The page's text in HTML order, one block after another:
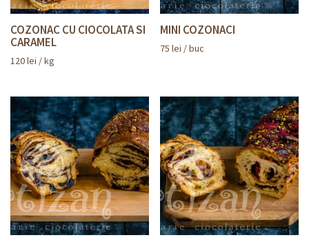
COZONAC CU CIOCOLATA SI
CARAMEL
120lei / kg
MINI COZONACI
75lei / buc